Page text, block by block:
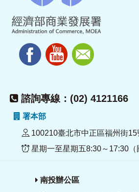
諮詢專線：(02) 4121166
署本部
100210臺北市中正區福州街15
星期一至星期五8:30～17:30（
南投辦公區